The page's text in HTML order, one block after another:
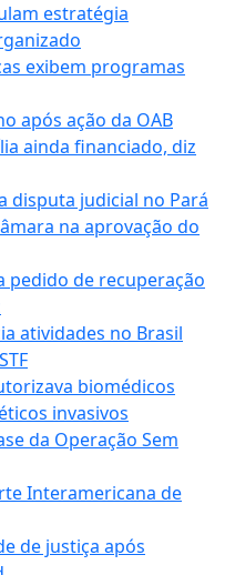
estratégia
exibem programas
após ação da OAB
ainda financiado, diz
disputa judicial no Pará
na aprovação do
pedido de recuperação
atividades no Brasil
biomédicos
invasivos
da Operação Sem
Interamericana de
de justiça após